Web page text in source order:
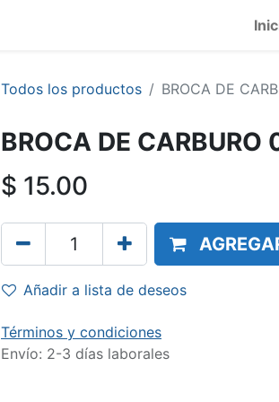
Todos los productos BROCA DE
BROCA DE CARBURO
$ 15.00
Añadir a lista de deseos
Términos y condiciones
Envío: 2-3 días laborales